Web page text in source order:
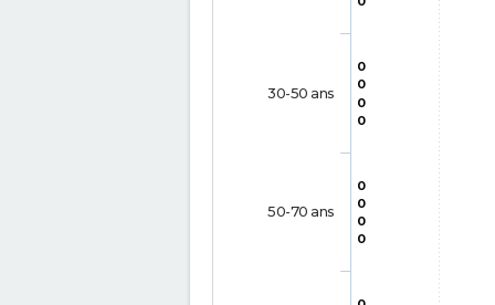
0
0
0
0
0
0
0
0
30-50 ans
50-70 ans